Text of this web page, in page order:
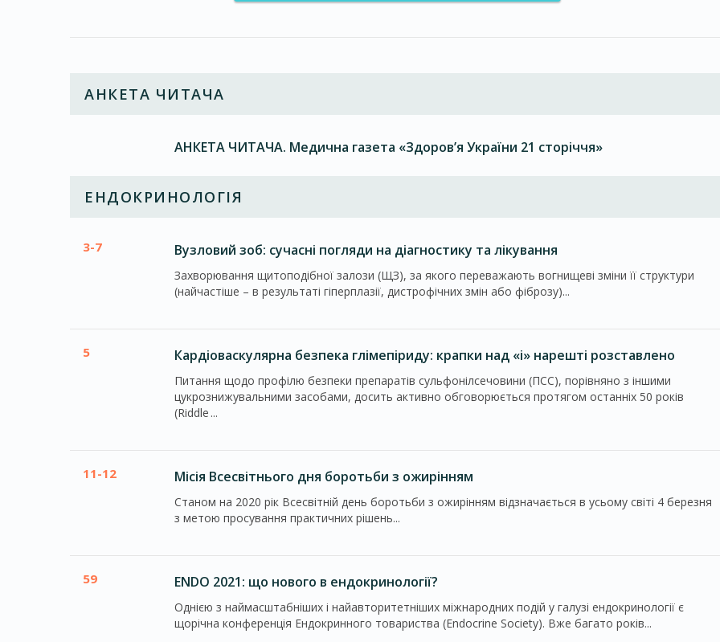
АНКЕТА ЧИТАЧА
АНКЕТА ЧИТАЧА. Медична газета «Здоров’я України 21 сторіччя»
ЕНДОКРИНОЛОГІЯ
3-7 Вузловий зоб: сучасні погляди на діагностику та лікування
Захворювання щитоподібної залози (ЩЗ), за якого переважають вогнищеві зміни її структури
(найчастіше – в результаті гіперплазії, дистрофічних змін або фіброзу)...
5 Кардіоваскулярна безпека глімепіриду: крапки над «і» нарешті розставлено
Питання щодо профілю безпеки препаратів сульфонілсечовини (ПСС), порівняно з іншими
цукрознижувальними засобами, досить активно обговорюється протягом останніх 50 років
(Riddle ...
11-12 Місія Всесвітнього дня боротьби з ожирінням
Станом на 2020 рік Всесвітній день боротьби з ожирінням відзначається в усьому світі 4 березня
з метою просування практичних рішень...
59 ENDO 2021: що нового в ендокринології?
Однією з наймасштабніших і найавторитетніших міжнародних подій у галузі ендокринології є
щорічна конференція Ендокринного товариства (Endocrine Society). Вже багато років...